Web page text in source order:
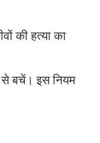
की हत्या का
से बचें। इस नियम